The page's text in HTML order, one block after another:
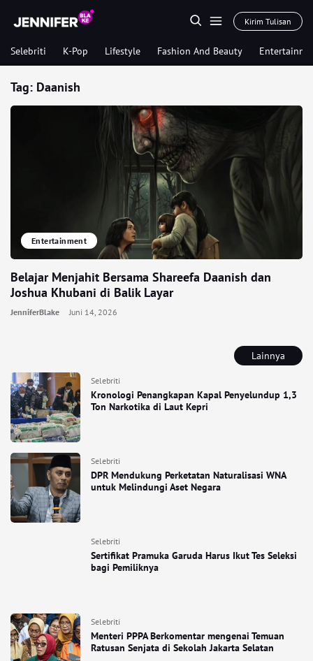
Kirim Tulisan
Selebriti K-Pop Lifestyle Fashion And Beauty
Lainnya
Selebriti
Kronologi Penangkapan Kapal Penyelundup 1,3
Ton Narkotika di Laut Kepri
Selebriti
DPR Mendukung Perketatan Naturalisasi WNA
untuk Melindungi Aset Negara
Selebriti
Sertifikat Pramuka Garuda Harus Ikut Tes Seleksi
bagi Pemiliknya
Selebriti
Menteri PPPA Berkomentar mengenai Temuan
Ratusan Senjata di Sekolah Jakarta Selatan
Tag: Daanish
Entertainment
Belajar Menjahit Bersama Shareefa Daanish dan
Joshua Khubani di Balik Layar
JenniferBlake Juni 14, 2026